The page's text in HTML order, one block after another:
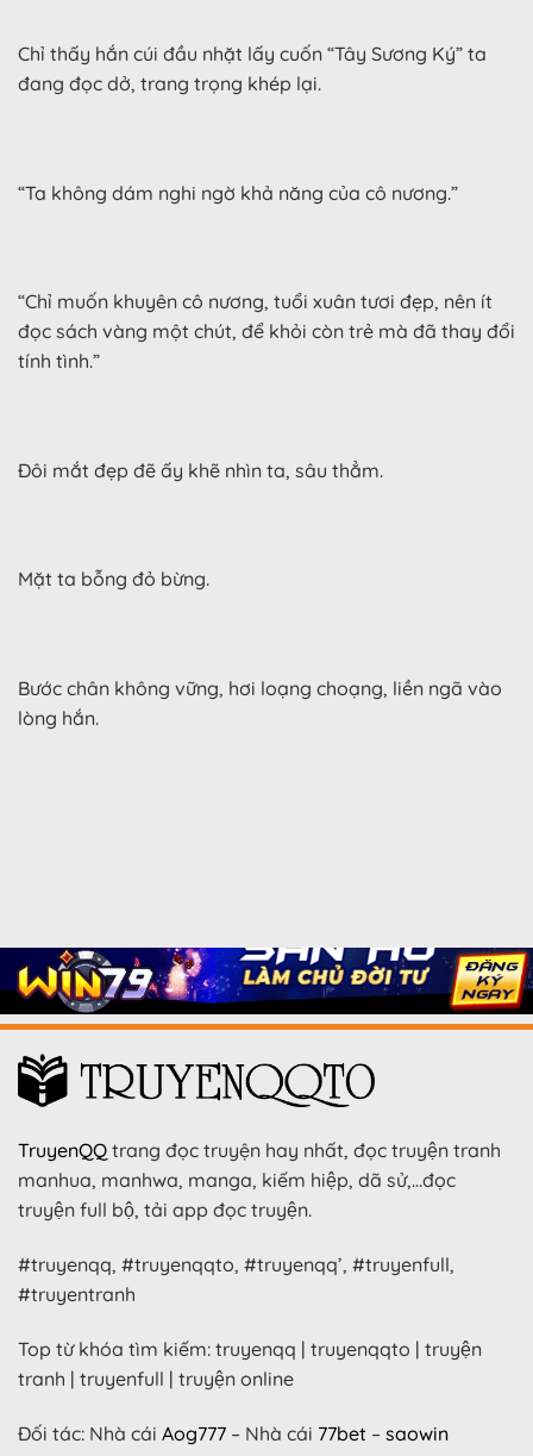
Chỉ thấy hắn cúi đầu nhặt lấy cuốn “Tây Sương Ký” ta
đang đọc dở, trang trọng khép lại.
“Ta không dám nghi ngờ khả năng của cô nương.”
“Chỉ muốn khuyên cô nương, tuổi xuân tươi đẹp, nên ít
đọc sách vàng một chút, để khỏi còn trẻ mà đã thay đổi
tính tình.”
Đôi mắt đẹp đẽ ấy khẽ nhìn ta, sâu thẳm.
Mặt ta bỗng đỏ bừng.
Bước chân không vững, hơi loạng choạng, liền ngã vào
lòng hắn.
TruyenQQ trang đọc truyện hay nhất, đọc truyện tranh
manhua, manhwa, manga, kiếm hiệp, dã sử,…đọc
truyện full bộ, tải app đọc truyện.
#truyenqq, #truyenqqto, #truyenqq’, #truyenfull,
#truyentranh
Top từ khóa tìm kiếm: truyenqq | truyenqqto | truyện
tranh | truyenfull | truyện online
Đối tác: Nhà cái Aog777 – Nhà cái 77bet – saowin